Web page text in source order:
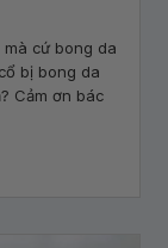
cứ bong da
bị bong da
Cảm ơn bác